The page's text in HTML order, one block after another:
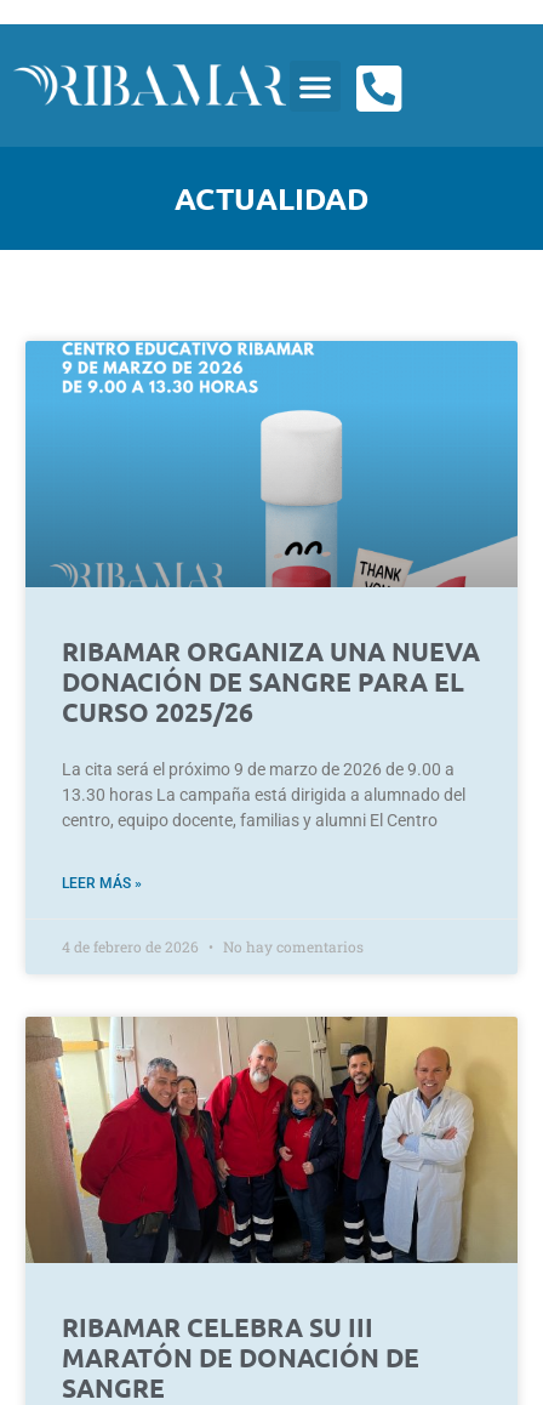
ACTUALIDAD
RIBAMAR ORGANIZA UNA NUEVA
DONACIÓN DE SANGRE PARA EL
CURSO 2025/26
La cita será el próximo 9 de marzo de 2026 de 9.00 a
13.30 horas La campaña está dirigida a alumnado del
centro, equipo docente, familias y alumni El Centro
LEER MÁS »
4 de febrero de 2026 No hay comentarios
RIBAMAR CELEBRA SU III
MARATÓN DE DONACIÓN DE
SANGRE